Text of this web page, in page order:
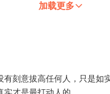
加载更多
有刻意拔高任何人，只是如